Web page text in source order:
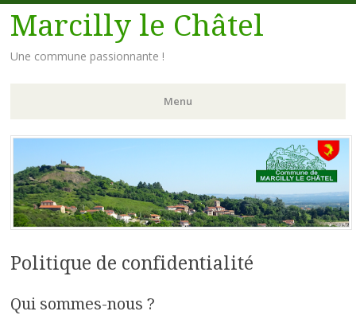
Marcilly le Châtel
Une commune passionnante !
Menu
Aller
contenu
principal
Politique de confidentialité
Qui sommes-nous ?